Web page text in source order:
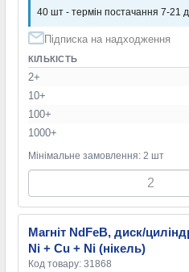
40 шт - термін постачання 7-21
Підписка на надходження
КІЛЬКІСТЬ
2+
10+
100+
1000+
Мінімальне замовлення: 2 шт
Магніт NdFeB, диск/
Ni + Cu + Ni (нікель)
Код товару: 31868